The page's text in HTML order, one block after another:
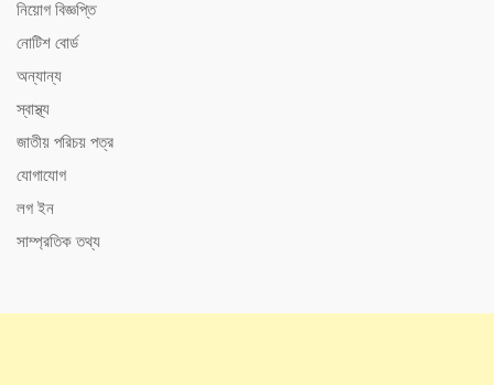
নিয়োগ বিজ্ঞপ্তি
নোটিশ বোর্ড
অন্যান্য
স্বাস্থ্য
জাতীয় পরিচয় পত্র
যোগাযোগ
লগ ইন
সাম্প্রতিক তথ্য